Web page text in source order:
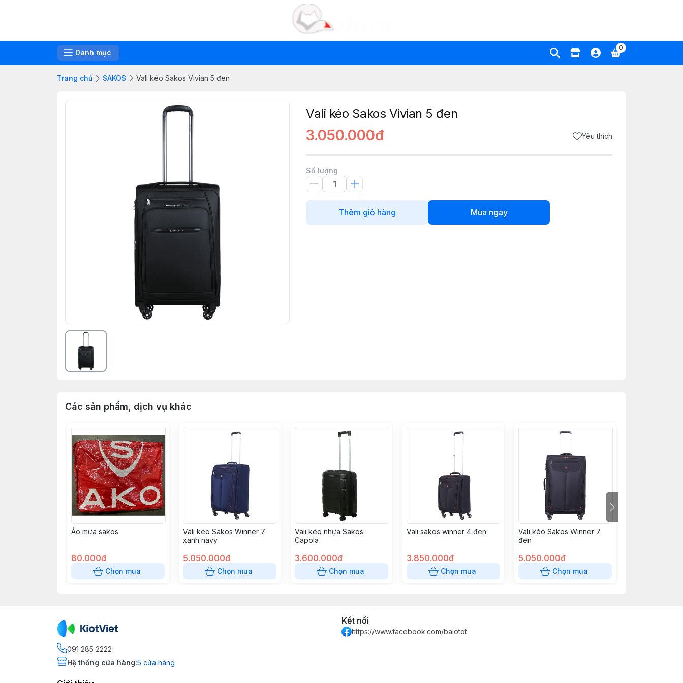
Danh mục
0
Trang chủ SAKOS Vali kéo Sakos Vivian 5 đen
Vali kéo Sakos Vivian 5 đen
3.050.000đ Yêu thích
Số lượng
Thêm giỏ hàng Mua ngay
Các sản phẩm, dịch vụ khác
Áo mưa sakos
80.000đ
Chọn mua
Vali kéo Sakos Winner 7
xanh navy
5.050.000đ
Chọn mua
Vali kéo nhựa Sakos
Capola
3.600.000đ
Chọn mua
Vali sakos winner 4 đen
3.850.000đ
Chọn mua
Vali kéo Sakos Winner 7
đen
5.050.000đ
Chọn mua
091 285 2222
Hệ thống cửa hàng:5 cửa hàng
Kết nối
https://www.facebook.com/balotot